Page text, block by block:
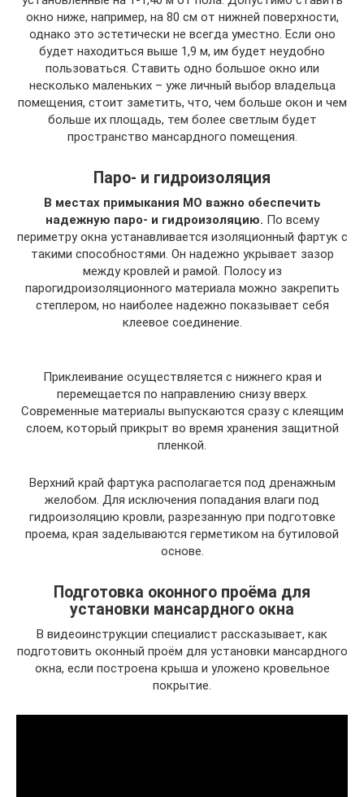
окно ниже, например, на 80 см от нижней поверхности,
однако это эстетически не всегда уместно. Если оно
будет находиться выше 1,9 м, им будет неудобно
пользоваться. Ставить одно большое окно или
несколько маленьких – уже личный выбор владельца
помещения, стоит заметить, что, чем больше окон и чем
больше их площадь, тем более светлым будет
пространство мансардного помещения.
Паро- и гидроизоляция
В местах примыкания МО важно обеспечить
надежную паро- и гидроизоляцию. По всему
периметру окна устанавливается изоляционный фартук с
такими способностями. Он надежно укрывает зазор
между кровлей и рамой. Полосу из
парогидроизоляционного материала можно закрепить
степлером, но наиболее надежно показывает себя
клеевое соединение.
Приклеивание осуществляется с нижнего края и
перемещается по направлению снизу вверх.
Современные материалы выпускаются сразу с клеящим
слоем, который прикрыт во время хранения защитной
пленкой.
Верхний край фартука располагается под дренажным
желобом. Для исключения попадания влаги под
гидроизоляцию кровли, разрезанную при подготовке
проема, края заделываются герметиком на бутиловой
основе.
Подготовка оконного проёма для
установки мансардного окна
В видеоинструкции специалист рассказывает, как
подготовить оконный проём для установки мансардного
окна, если построена крыша и уложено кровельное
покрытие.